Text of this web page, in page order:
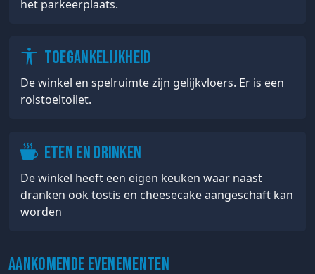
het parkeerplaats.
Toegankelijkheid
De winkel en spelruimte zijn gelijkvloers. Er is een
rolstoeltoilet.
Eten en drinken
De winkel heeft een eigen keuken waar naast
dranken ook tostis en cheesecake aangeschaft kan
worden
Aankomende evenementen